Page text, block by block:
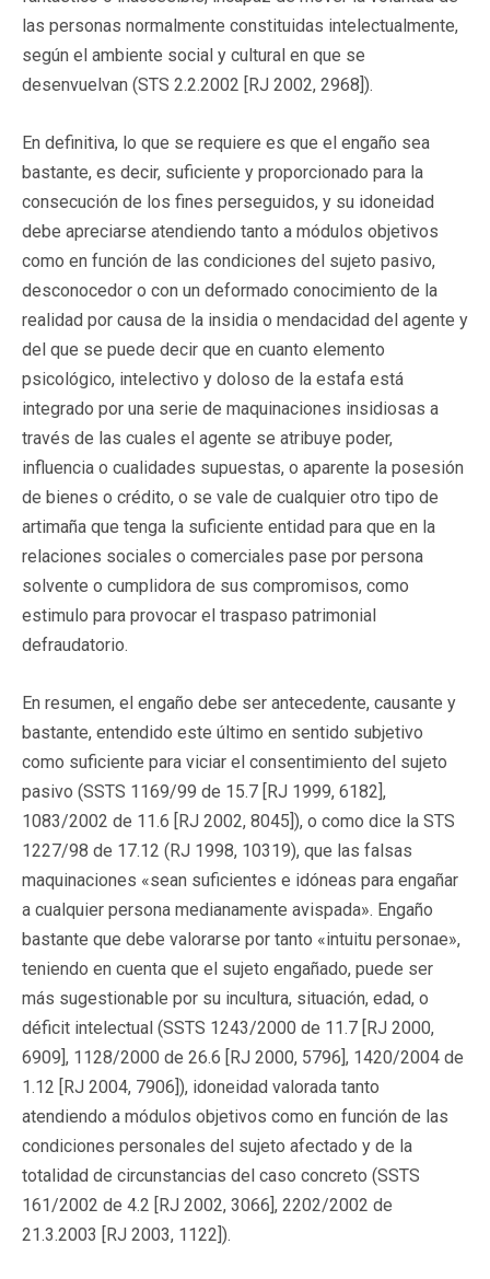
las personas normalmente constituidas intelectualmente,
según el ambiente social y cultural en que se
desenvuelvan (STS 2.2.2002 [RJ 2002, 2968]).
En definitiva, lo que se requiere es que el engaño sea
bastante, es decir, suficiente y proporcionado para la
consecución de los fines perseguidos, y su idoneidad
debe apreciarse atendiendo tanto a módulos objetivos
como en función de las condiciones del sujeto pasivo,
desconocedor o con un deformado conocimiento de la
realidad por causa de la insidia o mendacidad del agente y
del que se puede decir que en cuanto elemento
psicológico, intelectivo y doloso de la estafa está
integrado por una serie de maquinaciones insidiosas a
través de las cuales el agente se atribuye poder,
influencia o cualidades supuestas, o aparente la posesión
de bienes o crédito, o se vale de cualquier otro tipo de
artimaña que tenga la suficiente entidad para que en la
relaciones sociales o comerciales pase por persona
solvente o cumplidora de sus compromisos, como
estimulo para provocar el traspaso patrimonial
defraudatorio.
En resumen, el engaño debe ser antecedente, causante y
bastante, entendido este último en sentido subjetivo
como suficiente para viciar el consentimiento del sujeto
pasivo (SSTS 1169/99 de 15.7 [RJ 1999, 6182],
1083/2002 de 11.6 [RJ 2002, 8045]), o como dice la STS
1227/98 de 17.12 (RJ 1998, 10319), que las falsas
maquinaciones «sean suficientes e idóneas para engañar
a cualquier persona medianamente avispada». Engaño
bastante que debe valorarse por tanto «intuitu personae»,
teniendo en cuenta que el sujeto engañado, puede ser
más sugestionable por su incultura, situación, edad, o
déficit intelectual (SSTS 1243/2000 de 11.7 [RJ 2000,
6909], 1128/2000 de 26.6 [RJ 2000, 5796], 1420/2004 de
1.12 [RJ 2004, 7906]), idoneidad valorada tanto
atendiendo a módulos objetivos como en función de las
condiciones personales del sujeto afectado y de la
totalidad de circunstancias del caso concreto (SSTS
161/2002 de 4.2 [RJ 2002, 3066], 2202/2002 de
21.3.2003 [RJ 2003, 1122]).